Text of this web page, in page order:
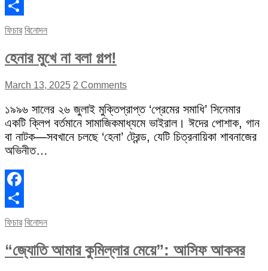
Facebook
Share
ফিচার বিনোদন
হেনার মুখে না বলা গল্প!
March 13, 2025 2 Comments
১৯৯৬ সালের ২৬ জুলাই মুক্তিপ্রাপ্ত ‘প্রেমের সমাধি’ সিনেমার
একটি ক্লিপ বর্তমানে সামাজিকমাধ্যমে ভাইরাল। ঈদের পোশাক, গান
বা নাটক—সবখানে চলছে ‘হেনা’ ট্রেন্ড, যেটি চিত্রনায়িকা শাবনাজের
অভিনীত…
Facebook
Share
ফিচার বিনোদন
“জ্যোতি আমার কুমিল্লার মেয়ে”: আসিফ আকবর